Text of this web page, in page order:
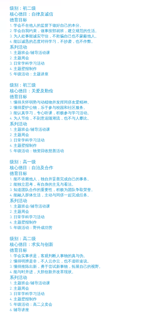
级别：初二级
核心德目：自律及诚信
德育目标
1. 学会不在他人的监督下做好自己的本分。
2. 学会自我约束，做事按部就班，建立规范的生活。
3. 为人处事能诚实守信，不欺骗自己也不蒙蔽他人。
4. 能以诚恳的态度对待学习，不抄袭，也不作弊。
系列活动
1. 主题班会/辅导活动课
2. 主题周会
3. 日常学科学习活动
4. 主题壁报制作
5. 年级活动：主题讲座
级别：初三级
核心德目：关爱及勤俭
德育目标
1. 懂得关怀弱势与动植物并发挥同侪友爱精神。
2. 懂得爱护公物，乐于参与校园和社区服务。
3. 能认真学习，专心听课，积极参与学习活动。
4. 为人节俭，不刻意追随潮流，也不与人攀比。
系列活动
1. 主题班会/辅导活动课
2. 主题周会
3. 日常学科学习活动
4. 主题壁报制作
5. 年级活动：物资回收慈善活动
级别：高一级
核心德目：自治及合作
德育目标
1. 能不依赖他人，独自并妥善完成自己的事务。
2. 能独立思考，有自身的主见与看法。
3. 知道团队合作的重要性，积极为团队争取荣誉。
4. 能融入群体生活，主动与同侪一起完成任务。
系列活动
1. 主题班会/辅导活动课
2. 主题周会
3. 日常学科学习活动
4. 主题壁报制作
5. 年级活动：野外成功营
级别：高二级
核心德目：求实与创新
德育目标
1. 学会实事求是，客观判断人事物的真与伪。
2. 懂得明辨是非，不人云亦云，也不道听途说。
3. 懂得推陈出新，勇于尝试新事物，拓展自己的视野。
4. 能与时并进，大胆创新并改革现状。
系列活动
1. 主题班会/辅导活动课
2. 主题周会
3. 日常学科学习活动
4. 主题壁报制作
5. 年级活动：高二义卖会
6. 辅导讲座